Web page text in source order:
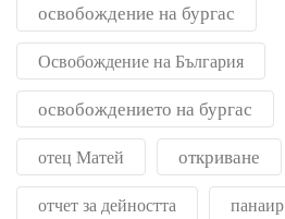
освобождение на бургас
Освобождение на България
освобождението на бургас
отец Матей откриване
отчет за дейността панаир